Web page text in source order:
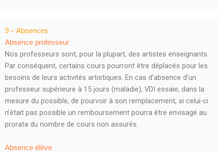
9 – Absences
Absence professeur
Nos professeurs sont, pour la plupart, des artistes enseignants.
Par conséquent, certains cours pourront être déplacés pour les
besoins de leurs activités artistiques. En cas d’absence d’un
professeur supérieure à 15 jours (maladie), VDI essaie, dans la
mesure du possible, de pourvoir à son remplacement, si celui-ci
n’était pas possible un remboursement pourra être envisagé au
prorata du nombre de cours non assurés.
Absence élève